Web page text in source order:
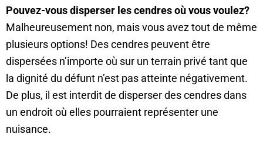
Pouvez-vous disperser les cendres où vous voulez?
Malheureusement non, mais vous avez tout de même
plusieurs options! Des cendres peuvent être
dispersées n’importe où sur un terrain privé tant que
la dignité du défunt n’est pas atteinte négativement.
De plus, il est interdit de disperser des cendres dans
un endroit où elles pourraient représenter une
nuisance.